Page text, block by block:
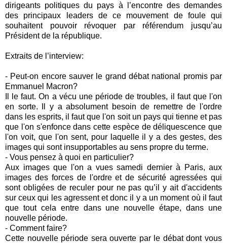
dirigeants politiques du pays à l’encontre des demandes
des principaux leaders de ce mouvement de foule qui
souhaitent pouvoir révoquer par référendum jusqu’au
Président de la république.
Extraits de l’interview:
- Peut-on encore sauver le grand débat national promis par
Emmanuel Macron?
Il le faut. On a vécu une période de troubles, il faut que l'on
en sorte. Il y a absolument besoin de remettre de l'ordre
dans les esprits, il faut que l'on soit un pays qui tienne et pas
que l'on s'enfonce dans cette espèce de déliquescence que
l'on voit, que l'on sent, pour laquelle il y a des gestes, des
images qui sont insupportables au sens propre du terme.
- Vous pensez à quoi en particulier?
Aux images que l'on a vues samedi dernier à Paris, aux
images des forces de l'ordre et de sécurité agressées qui
sont obligées de reculer pour ne pas qu’il y ait d'accidents
sur ceux qui les agressent et donc il y a un moment où il faut
que tout cela entre dans une nouvelle étape, dans une
nouvelle période.
- Comment faire?
Cette nouvelle période sera ouverte par le débat dont vous